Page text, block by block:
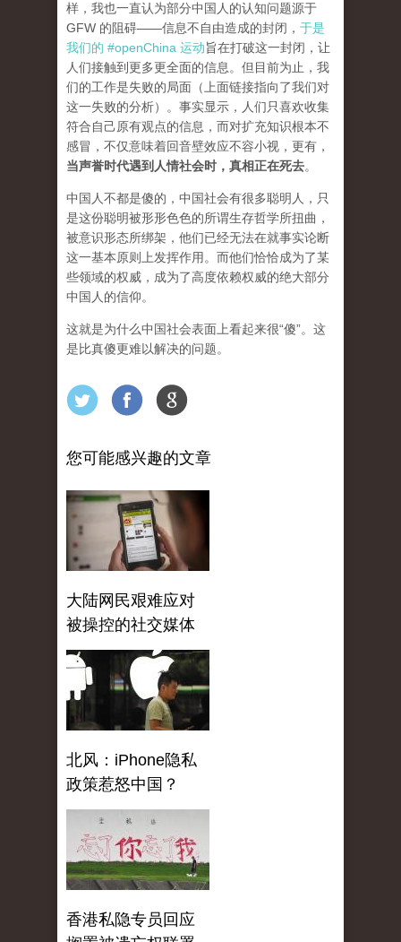
样，我也一直认为部分中国人的认知问题源于
GFW 的阻碍——信息不自由造成的封闭， 于是
我们的 #openChina 运动旨在打破这一封闭，让
人们接触到更多更全面的信息。但目前为止，我
们的工作是失败的局面（ 上面链接指向了我们对
这一失败的分析）。事实显示，人们只喜欢收集
符合自己原有观点的信息，而对扩充知识根本不
感冒，不仅意味着回音壁效应不容小视，更有，
当声誉时代遇到人情社会时，真相正在死去。
中国人不都是傻的，中国社会有很多聪明人，只
是这份聪明被形形色色的所谓生存哲学所扭曲，
被意识形态所绑架，他们已经无法在就事实论断
这一基本原则上发挥作用。而他们恰恰成为了某
些领域的权威，成为了高度依赖权威的绝大部分
中国人的信仰。
这就是为什么中国社会表面上看起来很“傻”。这
是比真傻更难以解决的问题。
您可能感兴趣的文章
大陆网民艰难应对
被操控的社交媒体
北风：iPhone隐私
政策惹怒中国？
香港私隐专员回应